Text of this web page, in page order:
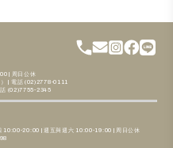
| 周日公休
| 電話 (02)2778-0111
話 (02)7755-2345
10:00-20:00 | 週五與週六 10:00-19:00 | 周日公休